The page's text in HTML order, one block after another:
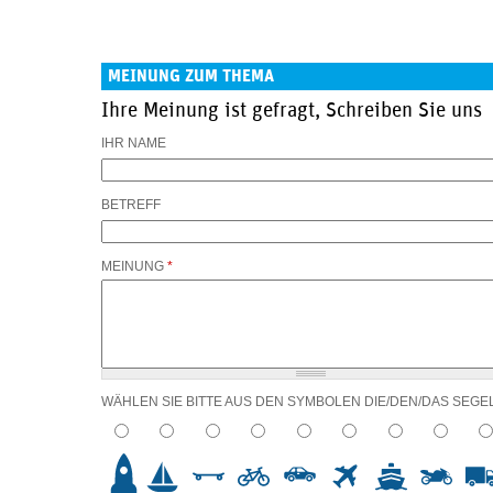
MEINUNG ZUM THEMA
Ihre Meinung ist gefragt, Schreiben Sie uns
IHR NAME
BETREFF
MEINUNG *
WÄHLEN SIE BITTE AUS DEN SYMBOLEN DIE/DEN/DAS
4